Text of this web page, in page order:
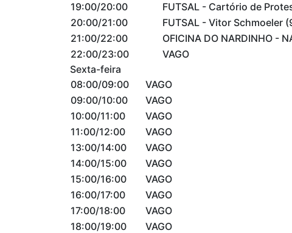
19:00/20:00
FUTSAL - Cartório de
20:00/21:00
FUTSAL - Vitor Schmoeler
21:00/22:00
OFICINA DO NARDINHO -
22:00/23:00
VAGO
Sexta-feira
08:00/09:00
VAGO
09:00/10:00
VAGO
10:00/11:00
VAGO
11:00/12:00
VAGO
13:00/14:00
VAGO
14:00/15:00
VAGO
15:00/16:00
VAGO
16:00/17:00
VAGO
17:00/18:00
VAGO
18:00/19:00
VAGO